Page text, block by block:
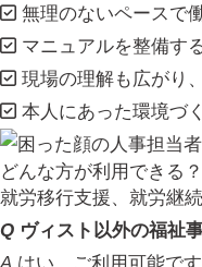
無理のないペースで
マニュアルを整備す
現場の理解も広がり
本人にあった環境づ
どんな方が利用できる？
就労移行支援、就労継
Q ヴィスト以外の福祉
A はい、ご利用可能で